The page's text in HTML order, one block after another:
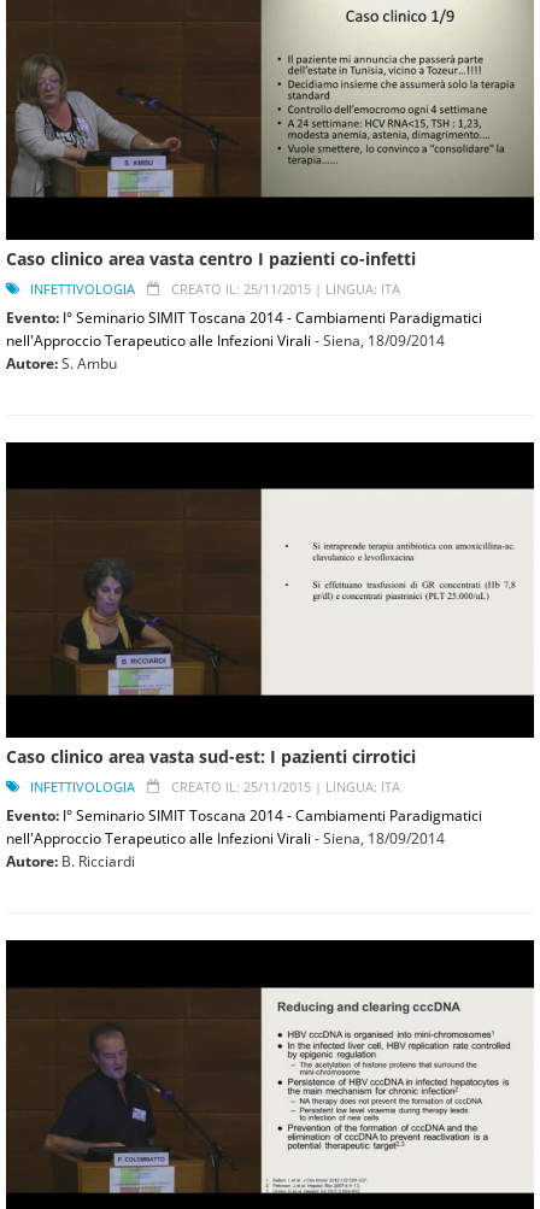
Caso clinico area vasta centro I pazienti co-infetti
INFETTIVOLOGIA CREATO IL: 25/11/2015 | LINGUA: ITA
Evento: I° Seminario SIMIT Toscana 2014 - Cambiamenti Paradigmatici
nell'Approccio Terapeutico alle Infezioni Virali - Siena, 18/09/2014
Autore:S. Ambu
Caso clinico area vasta sud-est: I pazienti cirrotici
INFETTIVOLOGIA CREATO IL: 25/11/2015 | LINGUA: ITA
Evento: I° Seminario SIMIT Toscana 2014 - Cambiamenti Paradigmatici
nell'Approccio Terapeutico alle Infezioni Virali - Siena, 18/09/2014
Autore: B. Ricciardi